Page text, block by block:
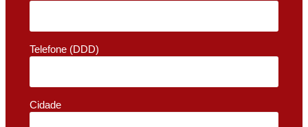
Telefone (DDD)
Cidade